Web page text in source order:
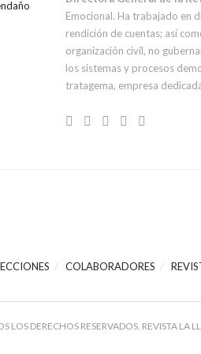
Emocional. Ha trabajado en
rendición de cuentas; así
organización civil, no
los sistemas y procesos
tratagema, empresa
COLABORADORES
LOS DERECHOS RESERVADOS. REVISTA LA